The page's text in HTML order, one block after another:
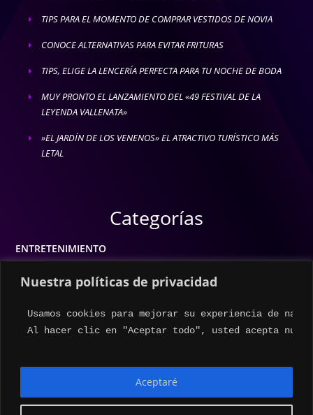
Nuestra políticas de privacidad
Usamos cookies para mejorar su experiencia de
Al hacer clic en "Aceptar todo", usted acepta
Aceptaré
E TIPS PARA EL MOMENTO DE COMPRAR VESTIDOS DE NOVIA
E CONOCE ALTERNATIVAS PARA EVITAR FRITURAS
E TIPS, ELIGE LA LENCERÍA PERFECTA PARA TU NOCHE DE BODA
E
MUY PRONTO EL LANZAMIENTO DEL «49 FESTIVAL DE LA
LEYENDA VALLENATA»
E
»EL JARDÍN DE LOS VENENOS» EL ATRACTIVO TURÍSTICO MÁS
LETAL
Categorías
ENTRETENIMIENTO
ESTILO DE VIDA